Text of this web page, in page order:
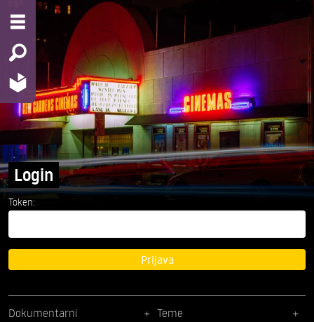
Login
Token:
Prijava
Dokumentarni
Teme